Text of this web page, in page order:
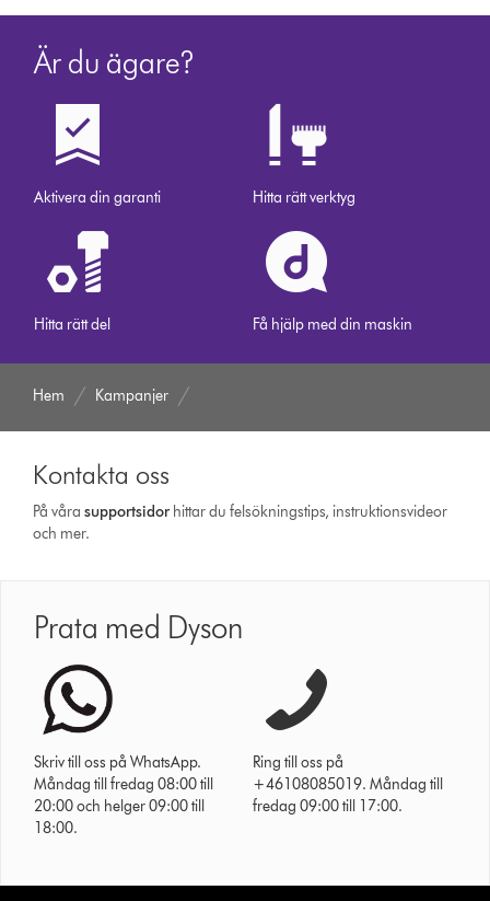
Är du ägare?
Aktivera din garanti Hitta rätt verktyg
Hitta rätt del Få hjälp med din maskin
Hem Kampanjer
Kontakta oss
På vårasupport­sidor hittar du felsökningstips, instruktionsvideor
och mer.
Prata med Dyson
Skriv till oss på WhatsApp.
Måndag till fredag 08:00 till
20:00 och helger 09:00 till
18:00.
Ring till oss på
+46108085019. Måndag till
fredag 09:00 till 17:00.